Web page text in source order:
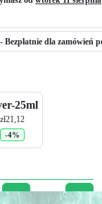
Bezpłatnie dla zamówień
25ml
zł21,12
-4%
+